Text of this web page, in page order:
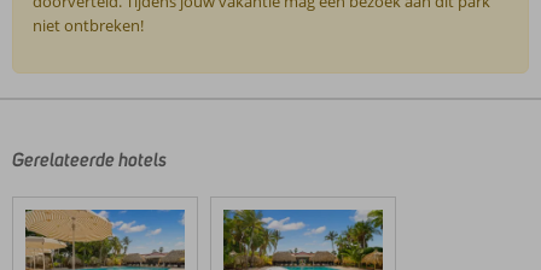
niet ontbreken!
door
klanten
geschreven
na
Gerelateerde hotels